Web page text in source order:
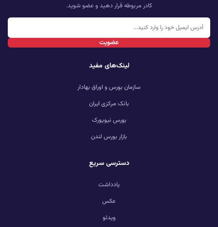
کادر مربوطه قرار دهید و عضو شوید.
عضویت
لینک‌های مفید
سازمان بورس و اوراق بهادار
بانک مرکزی ایران
بورس نیویورک
بازار بورس لندن
دسترسی سریع
یادداشت
عکس
ویدئو